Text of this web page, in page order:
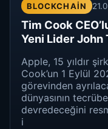
BLOCKCHAIN
Tim Cook
Yeni Lider John
Apple, 15 yıldır
Cook’un 1 Eylül
görevinden
dünyasının
devredeceğini
i